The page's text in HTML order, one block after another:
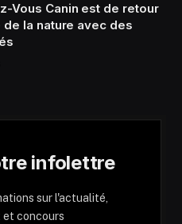
Vous Canin est de retour
de la nature avec des
infolettre
sur l'actualité,
et concours